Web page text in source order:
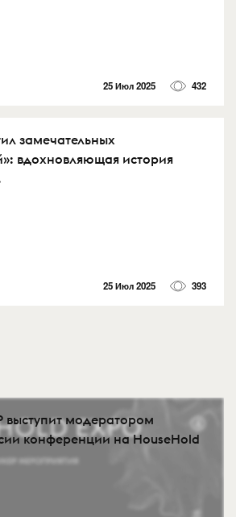
25 Июл 2025 432
замечательных
вдохновляющая история
25 Июл 2025 393
выступит модератором
конференции на HouseHold